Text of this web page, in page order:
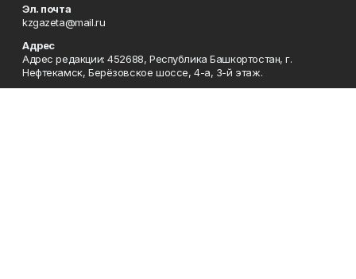
Эл. почта
kzgazeta@mail.ru
Адрес
Адрес редакции: 452688, Республика Башкортостан, г.
Нефтекамск, Берёзовское шоссе, 4-а, 3-й этаж.